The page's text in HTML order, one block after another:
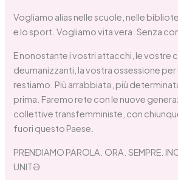
Vogliamo alias nelle scuole, nelle
e lo sport. Vogliamo vita vera. Senza
E nonostante i vostri attacchi, le vostre
deumanizzanti, la vostra ossessione
restiamo. Più arrabbiatə, più
prima. Faremo rete con le nuove
collettive transfemministe, con
fuori questo Paese.
PRENDIAMO PAROLA. ORA. SEMPRE.
UNITƏ